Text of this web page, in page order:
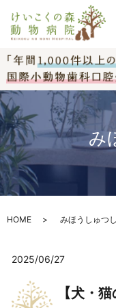
み
HOME みほうしゅつし
2025/06/27
【犬・